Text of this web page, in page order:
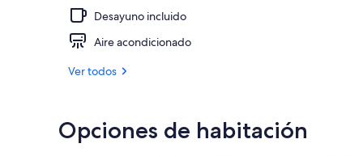
Desayuno incluido
Aire acondicionado
Ver todos
Opciones de habitación